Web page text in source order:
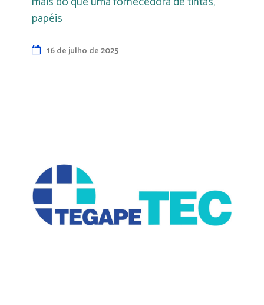
papéis
16 de julho de 2025